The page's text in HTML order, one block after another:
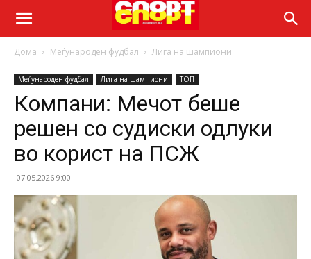
Дома Меѓународен фудбал Лига на шампиони
Меѓународен фудбал Лига на шампиони ТОП
Компани: Мечот беше
решен со судиски одлуки
во корист на ПСЖ
07.05.2026 9:00